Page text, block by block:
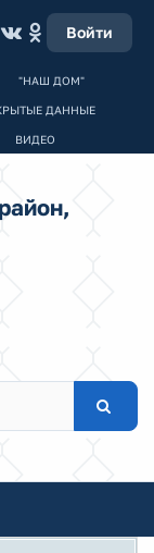
Войти
"НАШ ДОМ"
ДАННЫЕ
ВИДЕО